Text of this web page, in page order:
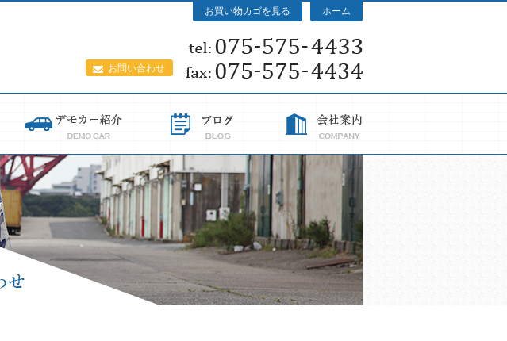
ホーム
お買い物カゴを見る
お問い合わせ